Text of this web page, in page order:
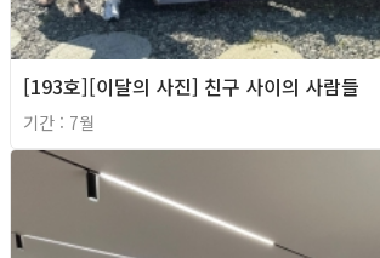
[193호][이달의 사진] 친구 사이의 사람들
기간 : 7월